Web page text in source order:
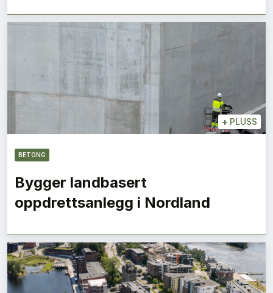
+ PLUSS
BETONG
Bygger landbasert
oppdrettsanlegg i Nordland